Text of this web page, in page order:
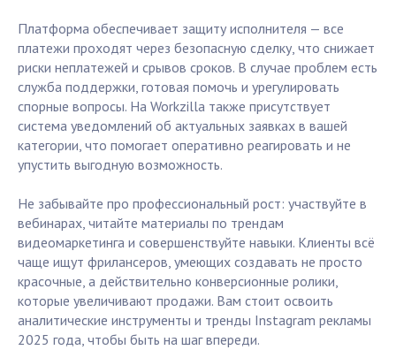
Платформа обеспечивает защиту исполнителя — все
платежи проходят через безопасную сделку, что снижает
риски неплатежей и срывов сроков. В случае проблем есть
служба поддержки, готовая помочь и урегулировать
спорные вопросы. На Workzilla также присутствует
система уведомлений об актуальных заявках в вашей
категории, что помогает оперативно реагировать и не
упустить выгодную возможность.
Не забывайте про профессиональный рост: участвуйте в
вебинарах, читайте материалы по трендам
видеомаркетинга и совершенствуйте навыки. Клиенты всё
чаще ищут фрилансеров, умеющих создавать не просто
красочные, а действительно конверсионные ролики,
которые увеличивают продажи. Вам стоит освоить
аналитические инструменты и тренды Instagram рекламы
2025 года, чтобы быть на шаг впереди.